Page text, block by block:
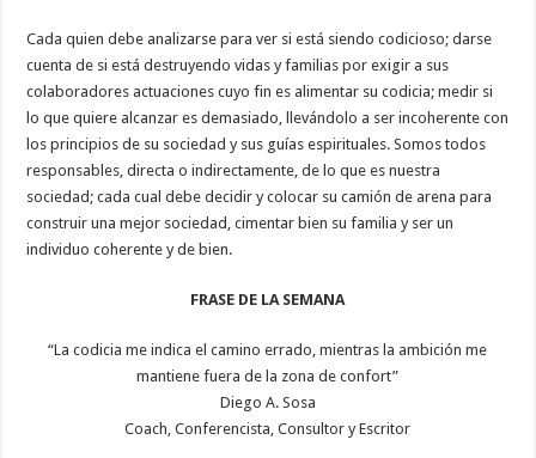
Cada quien debe analizarse para ver si está siendo codicioso; darse
cuenta de si está destruyendo vidas y familias por exigir a sus
colaboradores actuaciones cuyo fin es alimentar su codicia; medir si
lo que quiere alcanzar es demasiado, llevándolo a ser incoherente con
los principios de su sociedad y sus guías espirituales. Somos todos
responsables, directa o indirectamente, de lo que es nuestra
sociedad; cada cual debe decidir y colocar su camión de arena para
construir una mejor sociedad, cimentar bien su familia y ser un
individuo coherente y de bien.
FRASE DE LA SEMANA
“La codicia me indica el camino errado, mientras la ambición me
mantiene fuera de la zona de confort”
Diego A. Sosa
Coach, Conferencista, Consultor y Escritor